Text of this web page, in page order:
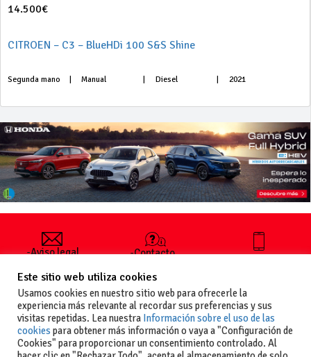
14.500€
CITROEN – C3 – BlueHDi 100 S&S Shine
Segunda mano Manual Diesel 2021
-Aviso legal
generales
de uso
-Política de
privacidad
-Política de
cookies
-Contacto
publicar un
anuncio
-Vende+
+34 627 35
Este sitio web utiliza cookies
Usamos cookies en nuestro sitio web para ofrecerle la
experiencia más relevante al recordar sus preferencias y sus
visitas repetidas. Lea nuestra Información sobre el uso de las
cookies para obtener más información o vaya a "Configuración de
Cookies" para proporcionar un consentimiento controlado. Al